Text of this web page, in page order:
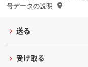
号データの説明
送る
受け取る